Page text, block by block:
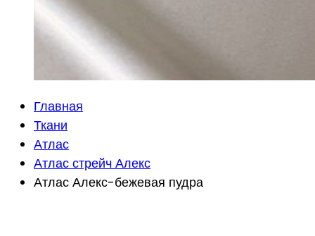
Главная
Ткани
Атлас
Атлас стрейч Алекс
Атлас Алекс-бежевая пудра